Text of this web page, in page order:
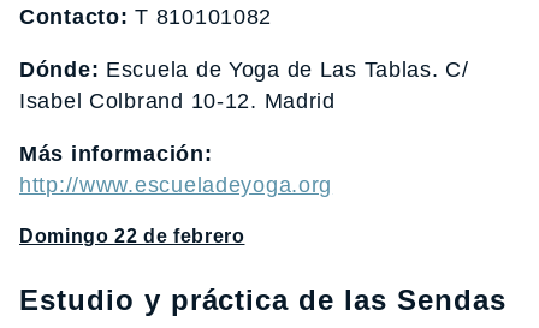
Contacto:T 810101082
Dónde: Escuela de Yoga de Las Tablas. C/
Isabel Colbrand 10-12. Madrid
Más información:
http://www.escueladeyoga.org
Domingo 22 de febrero
Estudio y práctica de las Sendas